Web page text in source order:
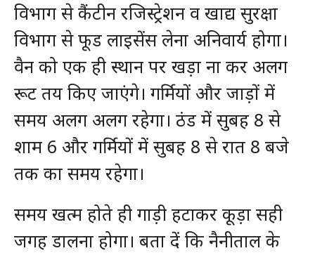
विभाग से कैंटीन रजिस्ट्रेशन व खाद्य सुरक्षा
विभाग से फूड लाइसेंस लेना अनिवार्य होगा।
वैन को एक ही स्थान पर खड़ा ना कर अलग
रूट तय किए जाएंगे। गर्मियों और जाड़ों में
समय अलग अलग रहेगा। ठंड में सुबह 8 से
शाम 6 और गर्मियों में सुबह 8 से रात 8 बजे
तक का समय रहेगा।
समय खत्म होते ही गाड़ी हटाकर कूड़ा सही
जगह डालना होगा। बता दें कि नैनीताल के